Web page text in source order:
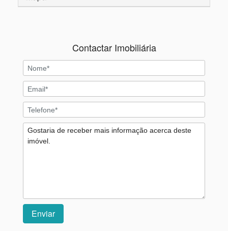
Contactar Imobiliária